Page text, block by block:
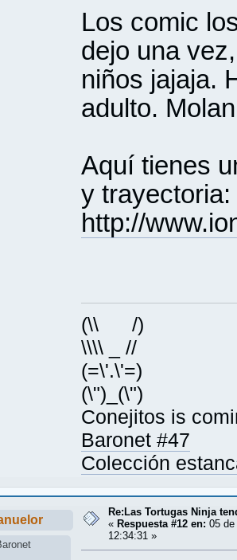
Los comic
dejo una
niños jajaja.
adulto.
Aquí tienes
y trayectoria:
http://
(\\ /)
\\\\ _ //
(=\'.\'=)
(\")_(\")
Conejitos is
Baronet #47
Colección
Re:Las Tortugas Ninja
« Respuesta #12 en: 05
12:34:31 »